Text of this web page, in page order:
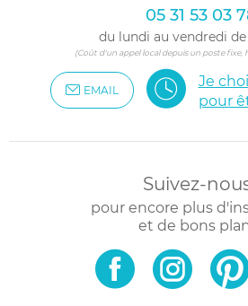
05 31 53 03
du lundi au vendredi de
(Coût d'un appel local depuis un poste
EMAIL
Je
pour
Suivez-
pour encore plus
et de bons